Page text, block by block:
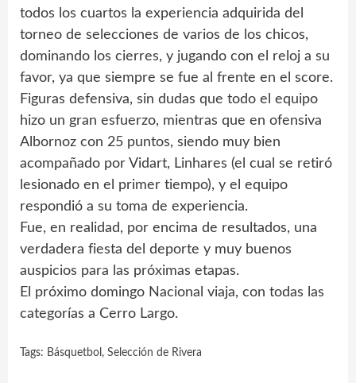
todos los cuartos la experiencia adquirida del
torneo de selecciones de varios de los chicos,
dominando los cierres, y jugando con el reloj a su
favor, ya que siempre se fue al frente en el score.
Figuras defensiva, sin dudas que todo el equipo
hizo un gran esfuerzo, mientras que en ofensiva
Albornoz con 25 puntos, siendo muy bien
acompañado por Vidart, Linhares (el cual se retiró
lesionado en el primer tiempo), y el equipo
respondió a su toma de experiencia.
Fue, en realidad, por encima de resultados, una
verdadera fiesta del deporte y muy buenos
auspicios para las próximas etapas.
El próximo domingo Nacional viaja, con todas las
categorías a Cerro Largo.
Tags: Básquetbol , Selección de Rivera